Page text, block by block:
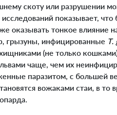
скоту или разрушении
показывает, что
оказывать тонкое влияние
грызуны, инфицированные T.
(не только
чаще, чем их
паразитом, с большей
вожаками стаи, в то